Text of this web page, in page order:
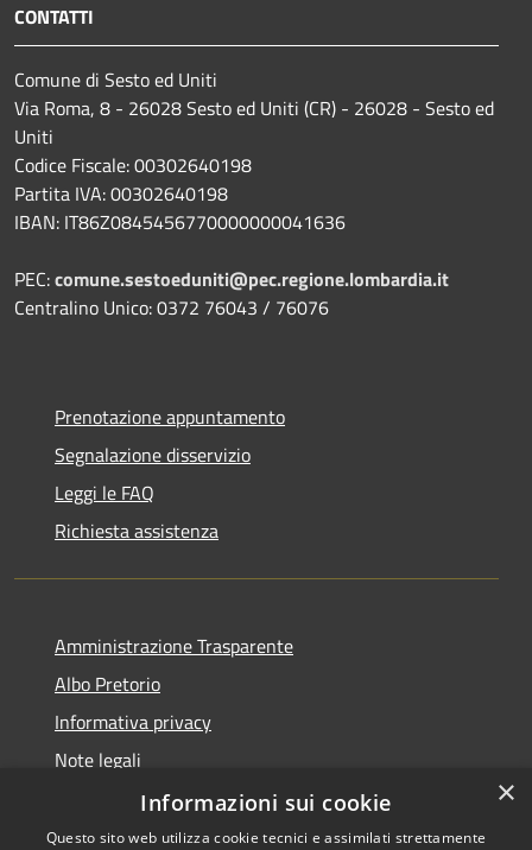
CONTATTI
Comune di Sesto ed Uniti
Via Roma, 8 - 26028 Sesto ed Uniti (CR) - 26028 - Sesto ed
Uniti
Codice Fiscale: 00302640198
Partita IVA: 00302640198
IBAN: IT86Z0845456770000000041636
PEC:comune.sestoeduniti@pec.regione.lombardia.it
Centralino Unico: 0372 76043 / 76076
Prenotazione appuntamento
Segnalazione disservizio
Leggi le FAQ
Richiesta assistenza
Amministrazione Trasparente
Albo Pretorio
Informativa privacy
Note legali
Dichiarazione di accessibilità
×
Informazioni sui cookie
Questo sito web utilizza cookie tecnici e assimilati strettamente